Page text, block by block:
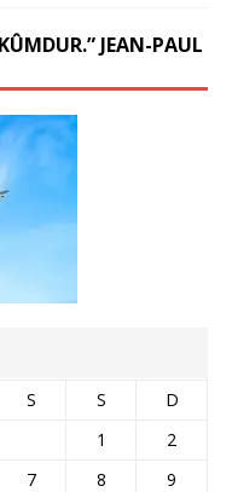
JEAN-PAUL
S S
D
1
2
7 8
9